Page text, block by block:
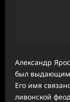
Александр
был
Его имя
ливонской